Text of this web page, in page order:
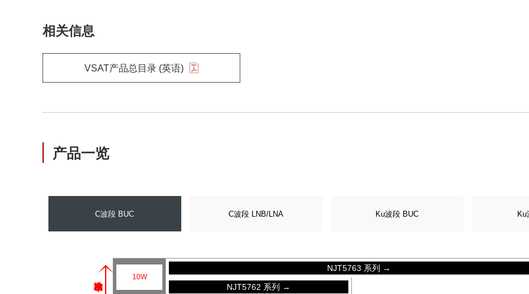
相关信息
VSAT产品总目录 (英语)
产品一览
C波段 BUC C波段 LNB/LNA Ku波段 BUC Ku
10W
NJT5763 系列 →
NJT5762 系列 →